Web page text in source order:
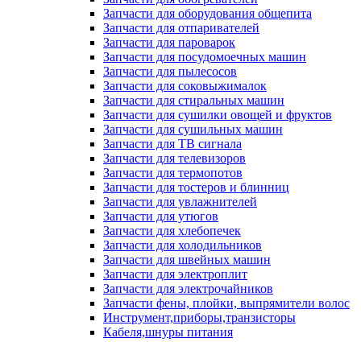
Запчасти для оборудования общепита
Запчасти для отпаривателей
Запчасти для пароварок
Запчасти для посудомоечных машин
Запчасти для пылесосов
Запчасти для соковыжималок
Запчасти для стиральных машин
Запчасти для сушилки овощей и фруктов
Запчасти для сушильных машин
Запчасти для ТВ сигнала
Запчасти для телевизоров
Запчасти для термопотов
Запчасти для тостеров и блинниц
Запчасти для увлажнителей
Запчасти для утюгов
Запчасти для хлебопечек
Запчасти для холодильников
Запчасти для швейных машин
Запчасти для электроплит
Запчасти для электрочайников
Запчасти фены, плойки, выпрямители волос
Инструмент,приборы,транзисторы
Кабеля,шнуры питания